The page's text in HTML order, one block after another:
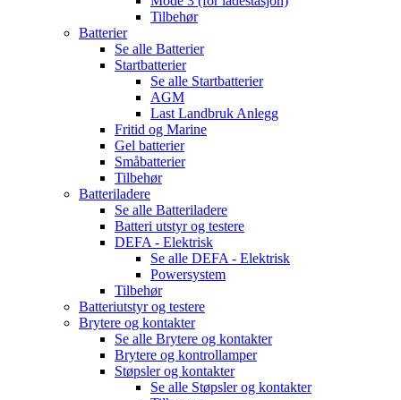
Tilbehør
Batterier
Se alle Batterier
Startbatterier
Se alle Startbatterier
AGM
Last Landbruk Anlegg
Fritid og Marine
Gel batterier
Småbatterier
Tilbehør
Batteriladere
Se alle Batteriladere
Batteri utstyr og testere
DEFA - Elektrisk
Se alle DEFA - Elektrisk
Powersystem
Tilbehør
Batteriutstyr og testere
Brytere og kontakter
Se alle Brytere og kontakter
Brytere og kontrollamper
Støpsler og kontakter
Se alle Støpsler og kontakter